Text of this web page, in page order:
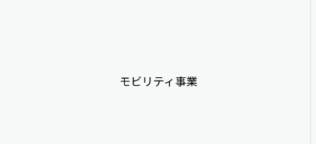
モビリティ事業